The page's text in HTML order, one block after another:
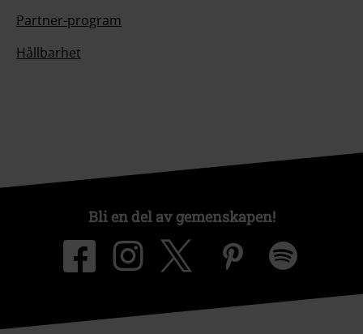
Partner-program
Hållbarhet
Bli en del av gemenskapen!